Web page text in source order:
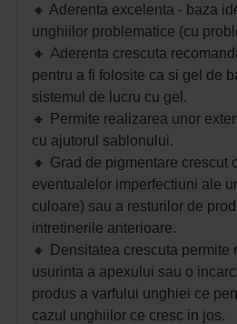
🔸 Aderenta excelenta - baza
unghiilor problematice (cu
🔸 Aderenta crescuta
pentru a fi folosite ca si gel de
sistemul de lucru cu gel.
🔸 Permite realizarea unor
cu ajutorul sablonului.
🔸 Grad de pigmentare crescut
eventualelor imperfectiuni ale
culoare) sau a resturilor de
intretinerile anterioare.
🔸 Densitatea crescuta permite
usurinta a apexului sau o
produs a varfului unghiei ce
cazul unghiilor ce cresc in jos.